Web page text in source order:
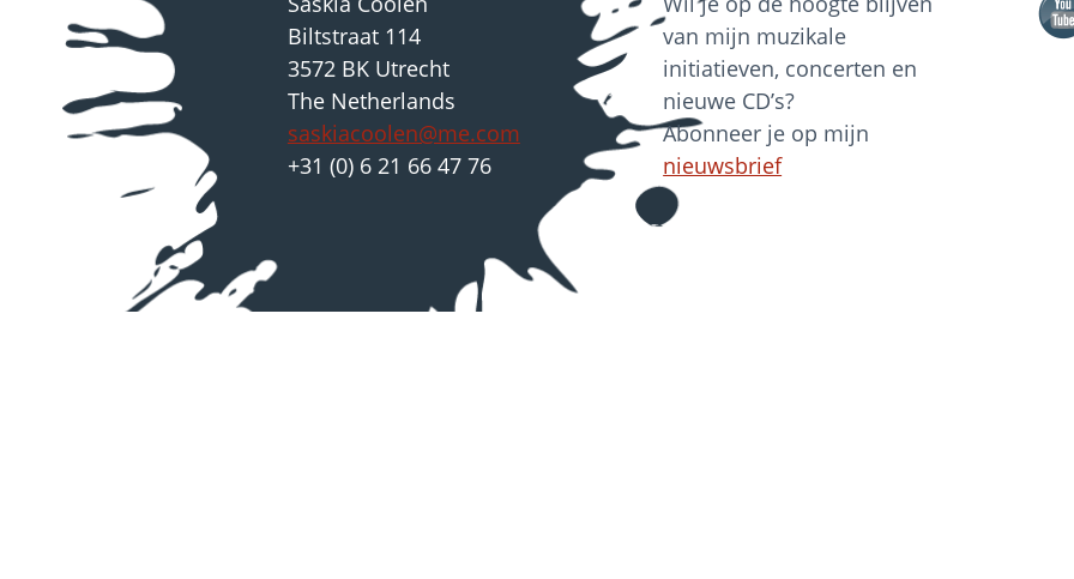
Biltstraat 114
3572 BK Utrecht
The Netherlands
saskiacoolen@me.com
+31 (0) 6 21 66 47 76
van mijn muzikale
initiatieven, concerten en
nieuwe CD’s?
Abonneer je op mijn
nieuwsbrief